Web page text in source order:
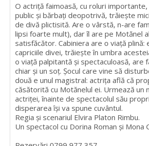
O actriţă faimoasă, cu roluri
public şi bărbaţi deopotrivă, trăieşte
de divă plictisită. Are o vârstă, n-are
lipsi foarte mult), dar îl are pe Motănel
satisfăcător. Cabiniera are o viaţă plină:
capriciile divei, trăieşte în umbra
o viaţă palpitantă şi spectaculoasă, are
chiar şi un soţ. Şocul care vine să
două e unul magistral: actriţa află că
căsătorită cu Motănelul ei. Urmează un
actriţei, înainte de spectacolul său
disperarea îşi va spune cuvântul.
Regia și scenariul Elvira Platon Rimbu.
Un spectacol cu Dorina Roman și Mona